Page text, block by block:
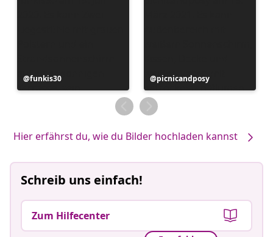
Beitrag
veröffentlicht
funkis30
Beitrag
veröffentlicht
von
picnicandposy
Hier erfährst du, wie du Bilder hochladen kannst
Schreib uns einfach!
Zum Hilfecenter